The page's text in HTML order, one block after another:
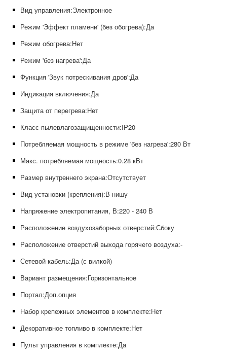
Вид управления:Электронное
Режим 'Эффект пламени' (без обогрева):Да
Режим обогрева:Нет
Режим 'без нагрева':Да
Функция 'Звук потрескивания дров':Да
Индикация включения:Да
Защита от перегрева:Нет
Класс пылевлагозащищенности:IP20
Потребляемая мощность в режиме 'без нагрева':280 Вт
Макс. потребляемая мощность:0.28 кВт
Размер внутреннего экрана:Отсутствует
Вид установки (крепления):В нишу
Напряжение электропитания, В:220 - 240 В
Расположение воздухозаборных отверстий:Сбоку
Расположение отверстий выхода горячего воздуха:-
Сетевой кабель:Да (с вилкой)
Вариант размещения:Горизонтальное
Портал:Доп.опция
Набор крепежных элементов в комплекте:Нет
Декоративное топливо в комплекте:Нет
Пульт управления в комплекте:Да